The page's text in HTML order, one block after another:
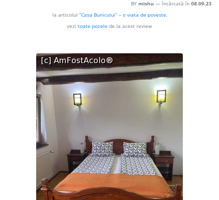
BY mishu — încărcată în 08.09.23
la articolul “Casa Bunicului” – o viata de poveste,
vezi toate pozele de la acest review